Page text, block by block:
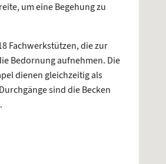
um eine Begehung zu
Fachwerkstützen, die zur
Bedornung aufnehmen. Die
dienen gleichzeitig als
sind die Becken